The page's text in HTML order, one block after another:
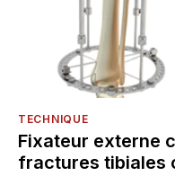
TECHNIQUE
Fixateur externe
fractures tibiales